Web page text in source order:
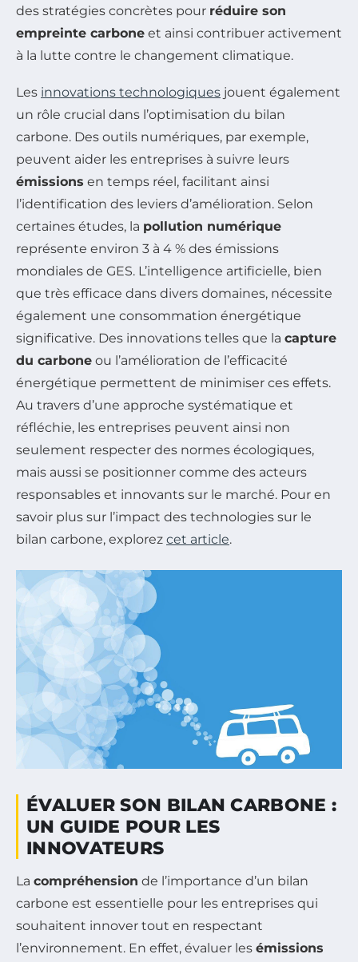
des stratégies concrètes pour réduire son
empreinte carbone et ainsi contribuer activement
à la lutte contre le changement climatique.
Les innovations technologiques jouent également
un rôle crucial dans l’optimisation du bilan
carbone. Des outils numériques, par exemple,
peuvent aider les entreprises à suivre leurs
émissions en temps réel, facilitant ainsi
l’identification des leviers d’amélioration. Selon
certaines études, la pollution numérique
représente environ 3 à 4 % des émissions
mondiales de GES. L’intelligence artificielle, bien
que très efficace dans divers domaines, nécessite
également une consommation énergétique
significative. Des innovations telles que la capture
du carbone ou l’amélioration de l’efficacité
énergétique permettent de minimiser ces effets.
Au travers d’une approche systématique et
réfléchie, les entreprises peuvent ainsi non
seulement respecter des normes écologiques,
mais aussi se positionner comme des acteurs
responsables et innovants sur le marché. Pour en
savoir plus sur l’impact des technologies sur le
bilan carbone, explorez cet article.
ÉVALUER SON BILAN CARBONE :
UN GUIDE POUR LES
INNOVATEURS
La compréhension de l’importance d’un bilan
carbone est essentielle pour les entreprises qui
souhaitent innover tout en respectant
l’environnement. En effet, évaluer les émissions